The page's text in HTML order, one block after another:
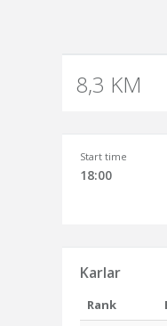
8,3 KM
Start time
18:00
Karlar
Rank